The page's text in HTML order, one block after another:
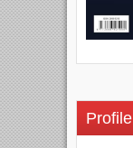
Profile